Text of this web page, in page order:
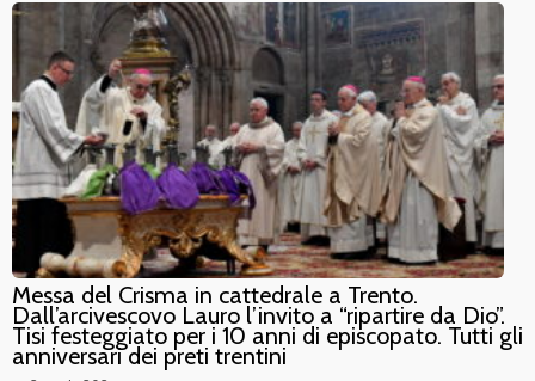
Messa del Crisma in cattedrale a Trento.
Dall’arcivescovo Lauro l’invito a “ripartire da Dio”.
Tisi festeggiato per i 10 anni di episcopato. Tutti gli
anniversari dei preti trentini